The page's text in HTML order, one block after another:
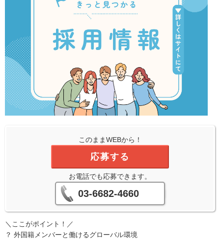
このままWEBから！
応募する
お電話でも応募できます。
03-6682-4660
＼ここがポイント！／
？ 外国籍メンバーと働けるグローバル環境